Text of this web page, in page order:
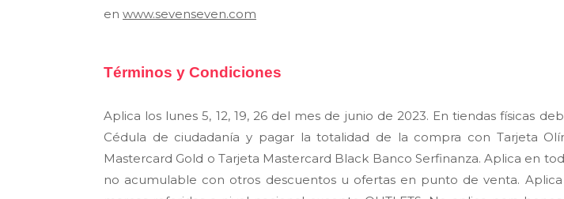
en www.sevenseven.com
Términos y Condiciones
Aplica los lunes 5, 12, 19, 26 del mes de junio de 2023. En tiendas físicas
Cédula de ciudadanía y pagar la totalidad de la compra con Tarjeta
Mastercard Gold o Tarjeta Mastercard Black Banco Serfinanza. Aplica en
no acumulable con otros descuentos u ofertas en punto de venta. Aplica